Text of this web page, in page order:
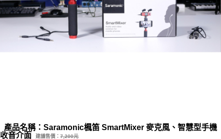
產品名稱：Saramonic楓笛 SmartMixer 麥克風、智慧型手機
收音介面
建議售價： 7,200元